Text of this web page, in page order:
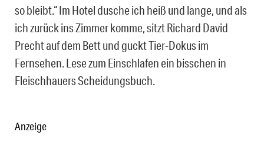
so bleibt.“ Im Hotel dusche ich heiß und lange, und als
ich zurück ins Zimmer komme, sitzt Richard David
Precht auf dem Bett und guckt Tier-Dokus im
Fernsehen. Lese zum Einschlafen ein bisschen in
Fleischhauers Scheidungsbuch.
Anzeige